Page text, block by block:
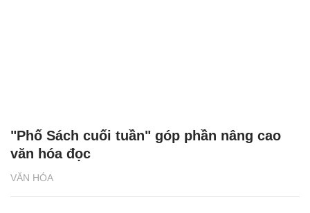
VĂN HÓA
"Phố Sách cuối tuần" góp phần nâng cao
văn hóa đọc